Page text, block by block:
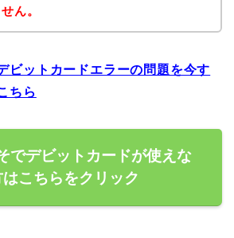
ん。
ビットカードエラーの問題を今す
ちら
でデビットカードが使えな
はこちらをクリック